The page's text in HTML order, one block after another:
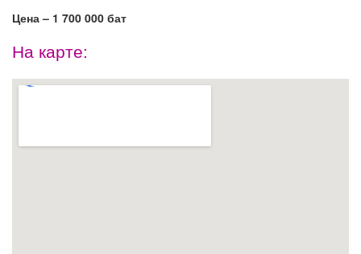
Цена – 1 700 000 бат
На карте: